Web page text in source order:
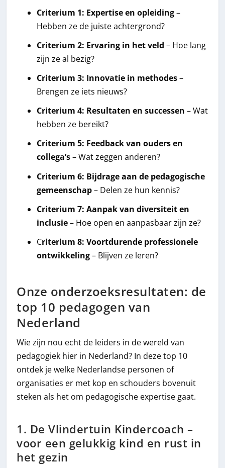
Criterium 1: Expertise en opleiding–
Hebben ze de juiste achtergrond?
Criterium 2: Ervaring in het veld – Hoe lang
zijn ze al bezig?
Criterium 3: Innovatie in methodes–
Brengen ze iets nieuws?
Criterium 4: Resultaten en successen – Wat
hebben ze bereikt?
Criterium 5: Feedback van ouders en
collega’s– Wat zeggen anderen?
Criterium 6: Bijdrage aan de pedagogische
gemeenschap– Delen ze hun kennis?
Criterium 7: Aanpak van diversiteit en
inclusie– Hoe open en aanpasbaar zijn ze?
Criterium 8: Voortdurende professionele
ontwikkeling– Blijven ze leren?
Onze onderzoeksresultaten: de
top 10 pedagogen van
Nederland
Wie zijn nou echt de leiders in de wereld van
pedagogiek hier in Nederland? In deze top 10
ontdek je welke Nederlandse personen of
organisaties er met kop en schouders bovenuit
steken als het om pedagogische expertise gaat.
1. De Vlindertuin Kindercoach –
voor een gelukkig kind en rust in
het gezin